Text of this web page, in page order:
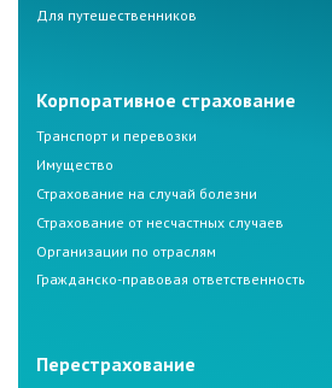
Для путешественников
Корпоративное страхование
Транспорт и перевозки
Имущество
Страхование на случай болезни
Страхование от несчастных случаев
Организации по отраслям
Гражданско-правовая ответственность
Перестрахование